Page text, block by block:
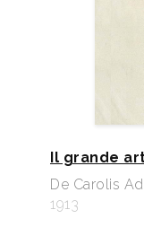
Il grande
De Carolis
1913